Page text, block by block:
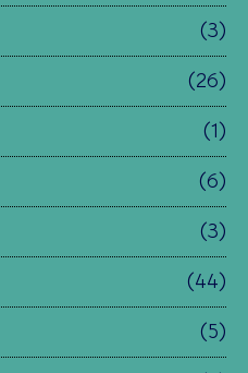
(3)
(26)
(1)
(6)
(3)
(44)
(5)